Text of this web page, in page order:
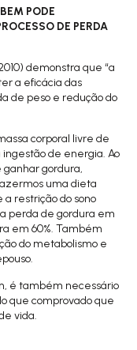
PODE
DE PERDA
demonstra que “a
a eficácia das
de peso e redução do
corporal livre de
de energia. Ao
ganhar gordura,
uma dieta
restrição do sono
perda de gordura em
em 60%. Também
do metabolismo e
é também necessário
que comprovado que
vida.